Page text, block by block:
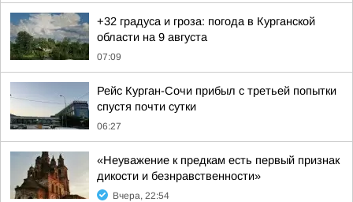
+32 градуса и гроза: погода в Курганской
области на 9 августа
07:09
Рейс Курган-Сочи прибыл с третьей попытки
спустя почти сутки
06:27
«Неуважение к предкам есть первый признак
дикости и безнравственности»
Вчера, 22:54